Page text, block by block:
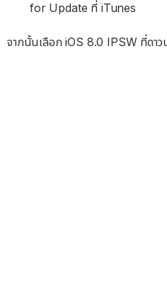
for Update ที่ iTunes
จากนั้นเลือก iOS 8.0 IPSW ที่ดาว